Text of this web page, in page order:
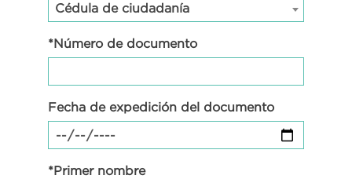
Cédula de ciudadanía
*Número de documento
Fecha de expedición del documento
*Primer nombre